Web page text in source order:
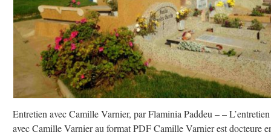
Entretien avec Camille Varnier, par Flaminia Paddeu – – L’entretien
avec Camille Varnier au format PDF Camille Varnier est docteure